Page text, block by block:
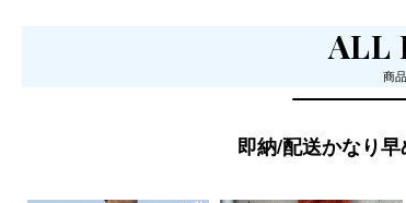
ALL
商
即納/配送かなり